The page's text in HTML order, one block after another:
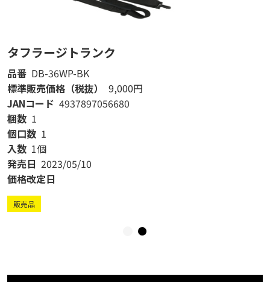
タフラージトランク
品番 DB-36WP-BK
標準販売価格（税抜）
9,000円
JANコード 4937897056680
梱数 1
個口数 1
入数 1個
発売日 2023/05/10
価格改定日
販売品